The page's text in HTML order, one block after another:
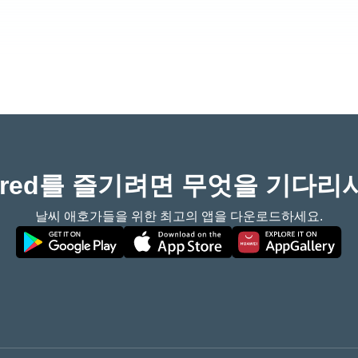
를 즐기려면 무엇을 기다리
날씨 애호가들을 위한 최고의 앱을 다운로드하세요.